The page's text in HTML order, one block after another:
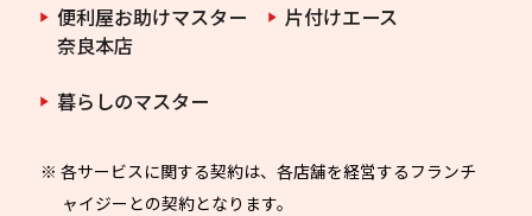
便利屋お助けマスター
奈良本店
片付けエース
暮らしのマスター
※ 各サービスに関する契約は、各店舗を経営するフランチ
ャイジーとの契約となります。